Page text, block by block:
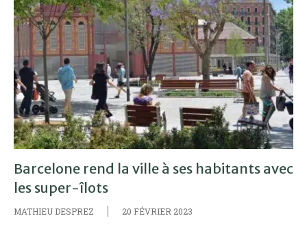
Barcelone rend la ville à ses habitants avec
les super-îlots
MATHIEU DESPREZ 20 FÉVRIER 2023